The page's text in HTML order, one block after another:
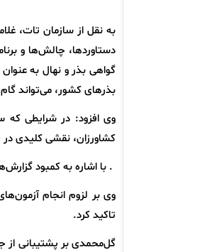
به نقل از سازمان تات،
دستاوردها، چالش‌ها و
گواهی بذر و نهال به
بذرهای کشور، می‌تواند
وی افزود: در شرایطی که
کشاورزان، نقشی کلیدی در
. با اشاره به کمبود
وی بر لزوم انجام
تاکید کرد.
گل‌محمدی بر پشتیبانی از